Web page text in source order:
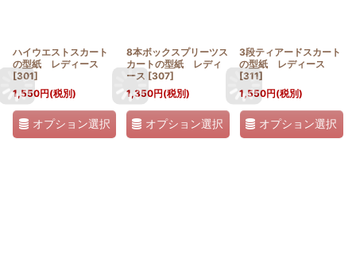
ハイウエストスカート
の型紙 レディース
[301]
1,550円(税別)
オプション選択
8本ボックスプリーツス
カートの型紙 レディ
ース [307]
1,350円(税別)
オプション選択
3段ティアードスカート
の型紙 レディース
[311]
1,550円(税別)
オプション選択